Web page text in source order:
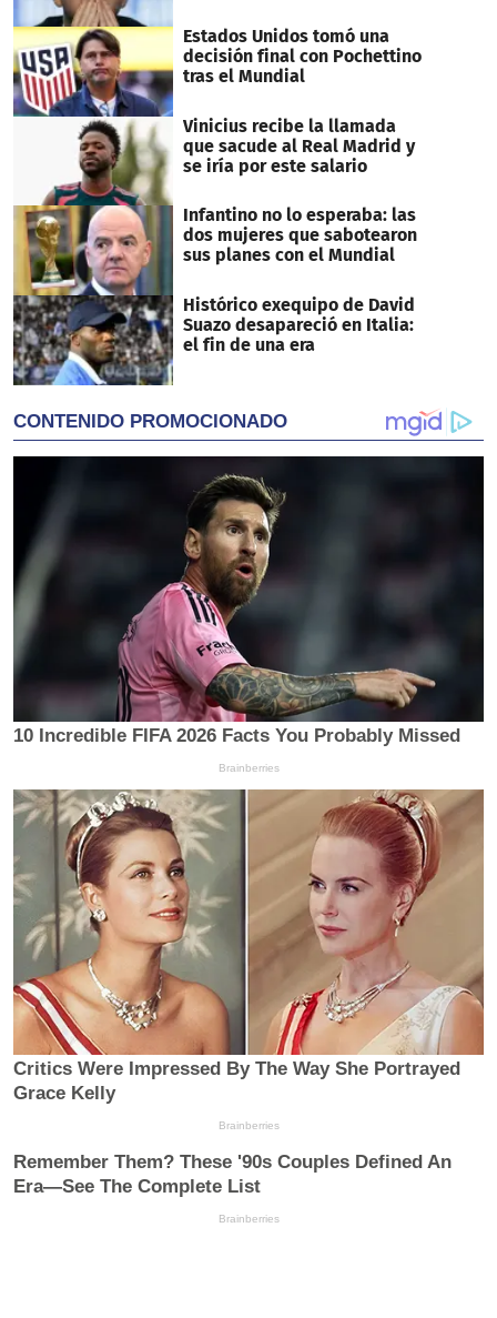
Estados Unidos tomó una
decisión final con Pochettino
tras el Mundial
Vinicius recibe la llamada
que sacude al Real Madrid y
se iría por este salario
Infantino no lo esperaba: las
dos mujeres que sabotearon
sus planes con el Mundial
Histórico exequipo de David
Suazo desapareció en Italia:
el fin de una era